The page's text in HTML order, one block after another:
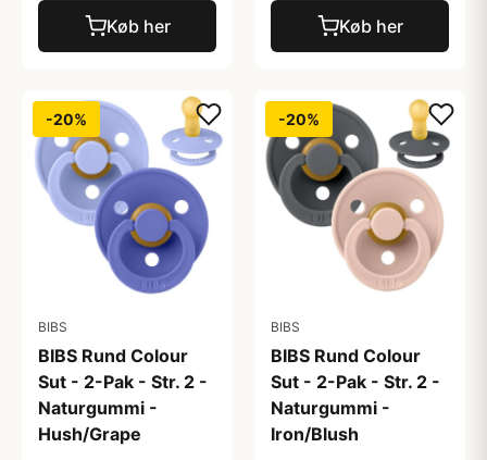
Køb her Køb her
-20%
BIBS
BIBS Rund Colour
Sut - 2-Pak - Str. 2 -
Naturgummi -
Hush/Grape
-20%
BIBS
BIBS Rund Colour
Sut - 2-Pak - Str. 2 -
Naturgummi -
Iron/Blush